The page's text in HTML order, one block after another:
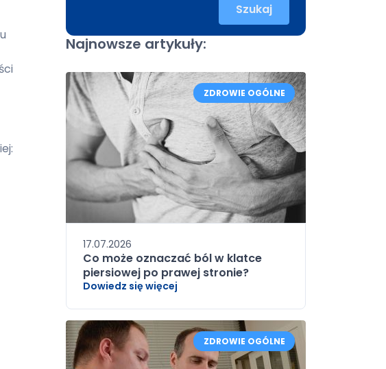
Szukaj
Najnowsze artykuły:
17.07.2026
Co może oznaczać ból w klatce
piersiowej po prawej stronie?
Dowiedz się więcej
ZDROWIE OGÓLNE
ZDROWIE OGÓLNE